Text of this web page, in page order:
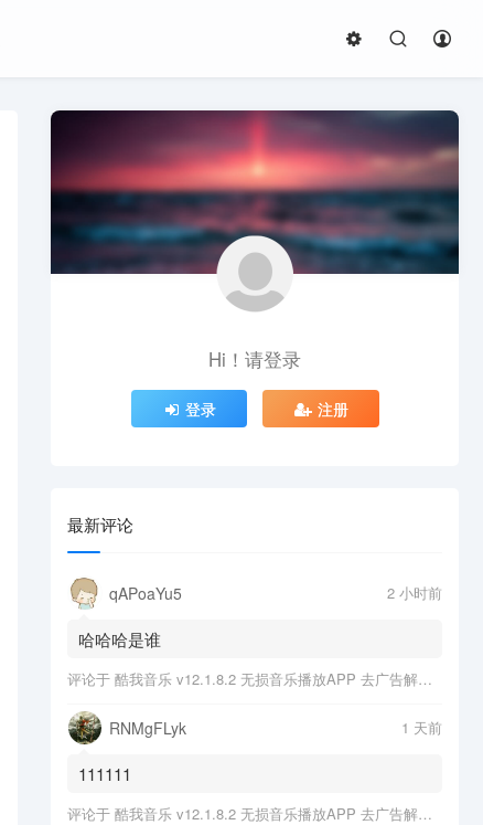
Hi！请登录
登录 注册
最新评论
qAPoaYu5 2 小时前
哈哈哈是谁
评论于 酷我音乐 v12.1.8.2 无损音乐播放APP 去广告解锁会员版
RNMgFLyk 1 天前
111111
评论于 酷我音乐 v12.1.8.2 无损音乐播放APP 去广告解锁会员版